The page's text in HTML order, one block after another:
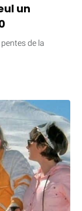
un
de la